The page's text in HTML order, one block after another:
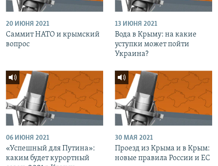
20 ИЮНЯ 2021
Саммит НАТО и крымский
вопрос
13 ИЮНЯ 2021
Вода в Крыму: на какие
уступки может пойти
Украина?
06 ИЮНЯ 2021
«Успешный для Путина»:
каким будет курортный
30 МАЯ 2021
Проезд из Крыма и в Крым:
новые правила России и ЕС